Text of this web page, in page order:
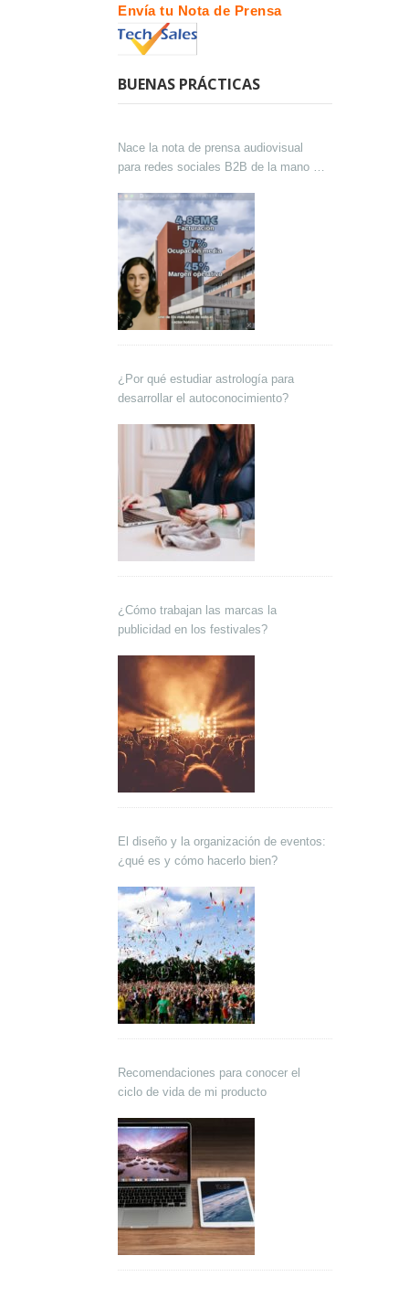
Envía tu Nota de Prensa
BUENAS PRÁCTICAS
Nace la nota de prensa audiovisual
para redes sociales B2B de la mano de
¿Por qué estudiar astrología para
desarrollar el autoconocimiento?
¿Cómo trabajan las marcas la
publicidad en los festivales?
El diseño y la organización de eventos:
¿qué es y cómo hacerlo bien?
Recomendaciones para conocer el
ciclo de vida de mi producto